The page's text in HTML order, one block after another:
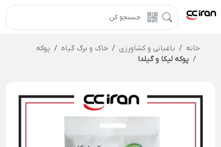
خانه باغبانی و کشاورزی خاک و برگ گیاه
پوکه
پوکه لیکا و گیلدا